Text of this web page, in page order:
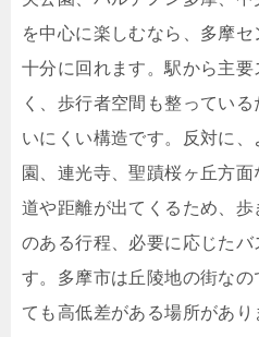
を中心に楽しむなら、多摩
十分に回れます。駅から主
く、歩行者空間も整ってい
いにくい構造です。反対に
園、連光寺、聖蹟桜ヶ丘方
道や距離が出てくるため、
のある行程、必要に応じた
す。多摩市は丘陵地の街なの
ても高低差がある場所があ